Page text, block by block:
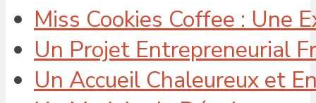
Miss Cookies Coffee : Une
Un Projet Entrepreneurial
Un Accueil Chaleureux et